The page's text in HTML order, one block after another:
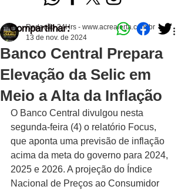
Banco Central Prepara
Elevação da Selic em
Meio a Alta da Inflação
Redação 24Hrs - www.acrealerta.com.br
13 de nov. de 2024
O Banco Central divulgou nesta
segunda-feira (4) o relatório Focus,
que aponta uma previsão de inflação
acima da meta do governo para 2024,
2025 e 2026. A projeção do Índice
Nacional de Preços ao Consumidor
Compartilhar: